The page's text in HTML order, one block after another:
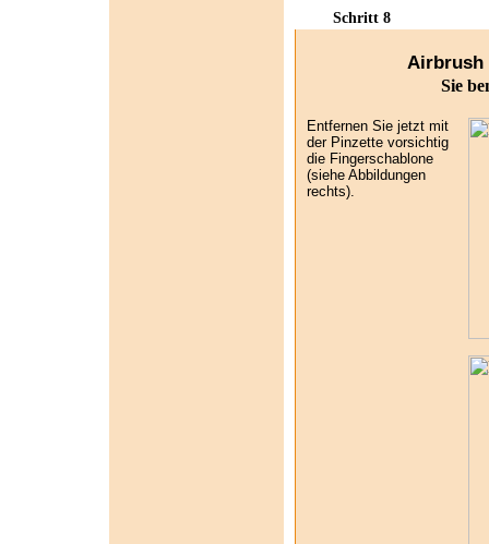
Schritt 8
Airbrush
Sie
Entfernen Sie jetzt mit
der Pinzette vorsichtig
die Fingerschablone
(siehe Abbildungen
rechts).